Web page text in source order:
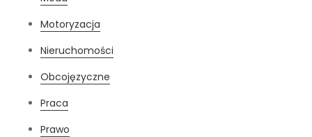
Motoryzacja
Nieruchomości
Obcojęzyczne
Praca
Prawo